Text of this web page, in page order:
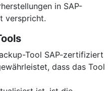
in SAP-
verspricht.
Tool SAP-zertifiziert
dass das Tool